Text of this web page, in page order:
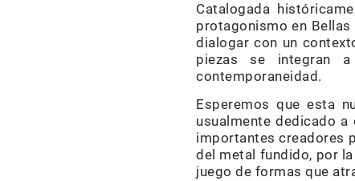
Catalogada
protagonismo en
dialogar con un
piezas se integran
contemporaneidad.
Esperemos que esta
usualmente dedicado
importantes creadores
del metal fundido, por
juego de formas que